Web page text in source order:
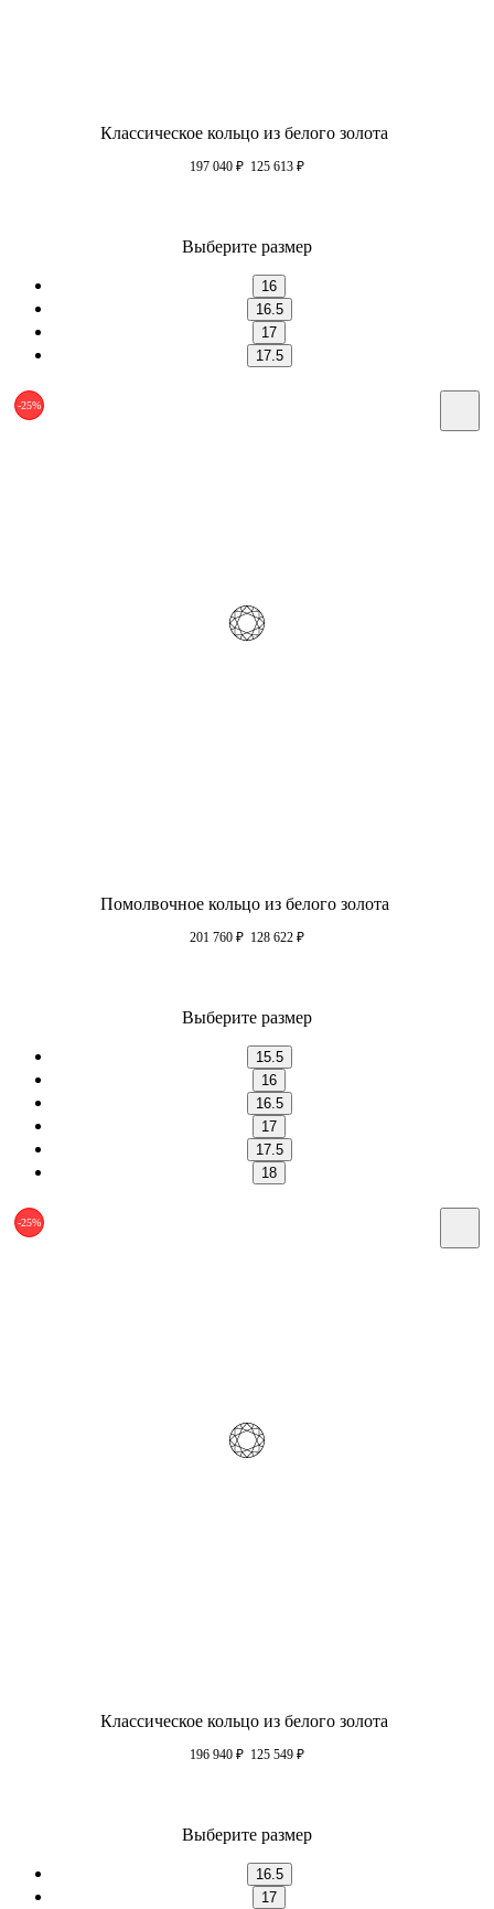
Классическое кольцо из белого золота
197 040 ₽ 125 613 ₽
Выберите размер
16
16.5
17
17.5
-25%
Помолвочное кольцо из белого золота
201 760 ₽ 128 622 ₽
Выберите размер
15.5
16
16.5
17
17.5
18
-25%
Классическое кольцо из белого золота
196 940 ₽ 125 549 ₽
Выберите размер
16.5
17